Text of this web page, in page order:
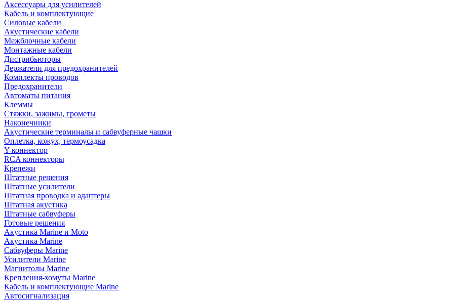
Аксессуары для усилителей
Кабель и комплектующие
Силовые кабели
Акустические кабели
Межблочные кабели
Монтажные кабели
Дистрибьюторы
Держатели для предохранителей
Комплекты проводов
Предохранители
Автоматы питания
Клеммы
Стяжки, зажимы, грометы
Наконечники
Акустические терминалы и сабвуферные чашки
Оплетка, кожух, термоусадка
Y-коннектор
RCA коннекторы
Крепежи
Штатные решения
Штатные усилители
Штатная проводка и адаптеры
Штатная акустика
Штатные сабвуферы
Готовые решения
Акустика Marine и Moto
Акустика Marine
Сабвуферы Marine
Усилители Marine
Магнитолы Marine
Крепления-хомуты Marine
Кабель и комплектующие Marine
Автосигнализация